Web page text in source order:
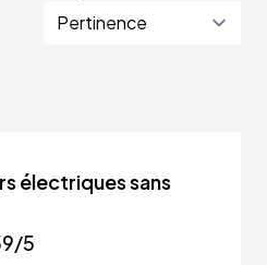
électriques sans
/5